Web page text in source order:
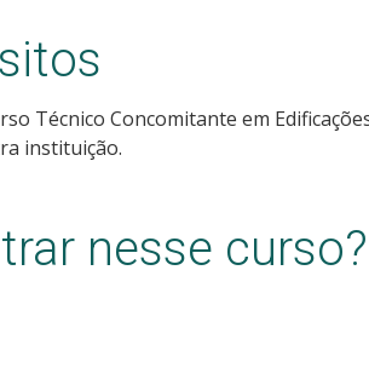
Técnico Concomitante em
instituição.
nesse curso?